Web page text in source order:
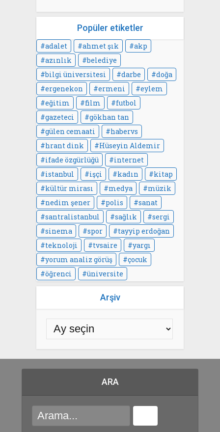
Popüler etiketler
adalet ahmet şık
akp
azınlık
belediye
bilgi üniversitesi
darbe
doğa
ergenekon
ermeni
eylem
eğitim
film
futbol
gazeteci
gökhan tan
gülen cemaati
habervs
hrant dink
Hüseyin Aldemir
ifade özgürlüğü
internet
istanbul
işçi kadın
kitap
kültür mirası
medya
müzik
nedim şener
polis
sanat
santralistanbul
sağlık
sergi
sinema
spor
tayyip erdoğan
teknoloji
tvsaire
yargı
yorum analiz görüş
çocuk
öğrenci
üniversite
Arşiv
ARA